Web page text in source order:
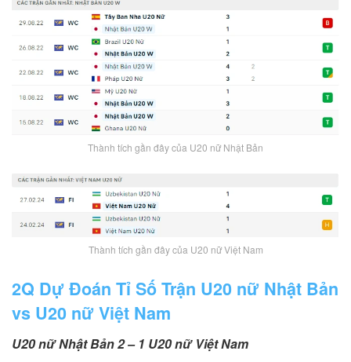
Thành tích gần đây của U20 nữ Nhật Bản
Thành tích gần đây của U20 nữ Việt Nam
2Q Dự Đoán Tỉ Số Trận U20 nữ Nhật Bản
vs U20 nữ Việt Nam
U20 nữ Nhật Bản 2 – 1 U20 nữ Việt Nam